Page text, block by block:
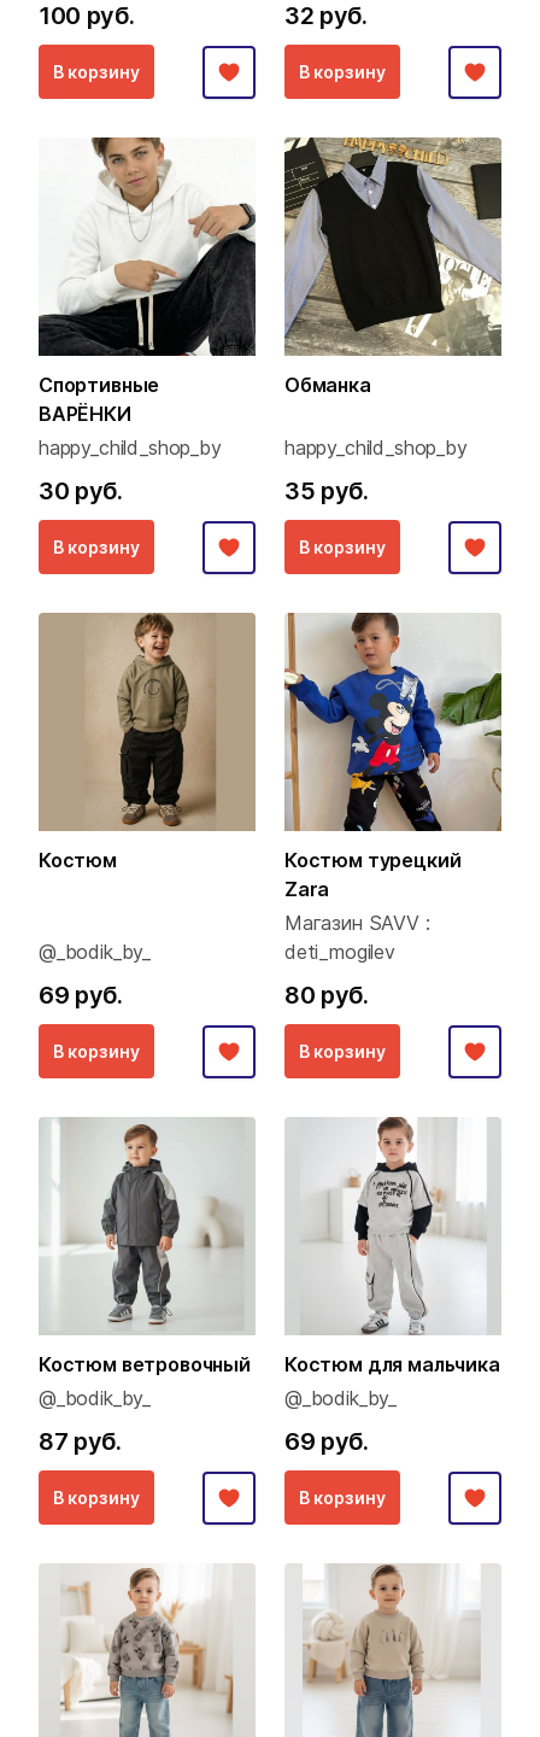
100 руб.
В корзину
32 руб.
В корзину
Спортивные
ВАРЁНКИ
happy_child_shop_by
30 руб.
В корзину
Обманка
happy_child_shop_by
35 руб.
В корзину
Костюм
@_bodik_by_
69 руб.
В корзину
Костюм турецкий
Zara
Магазин SAVV :
deti_mogilev
80 руб.
В корзину
Костюм ветровочный
@_bodik_by_
87 руб.
В корзину
Костюм для мальчика
@_bodik_by_
69 руб.
В корзину